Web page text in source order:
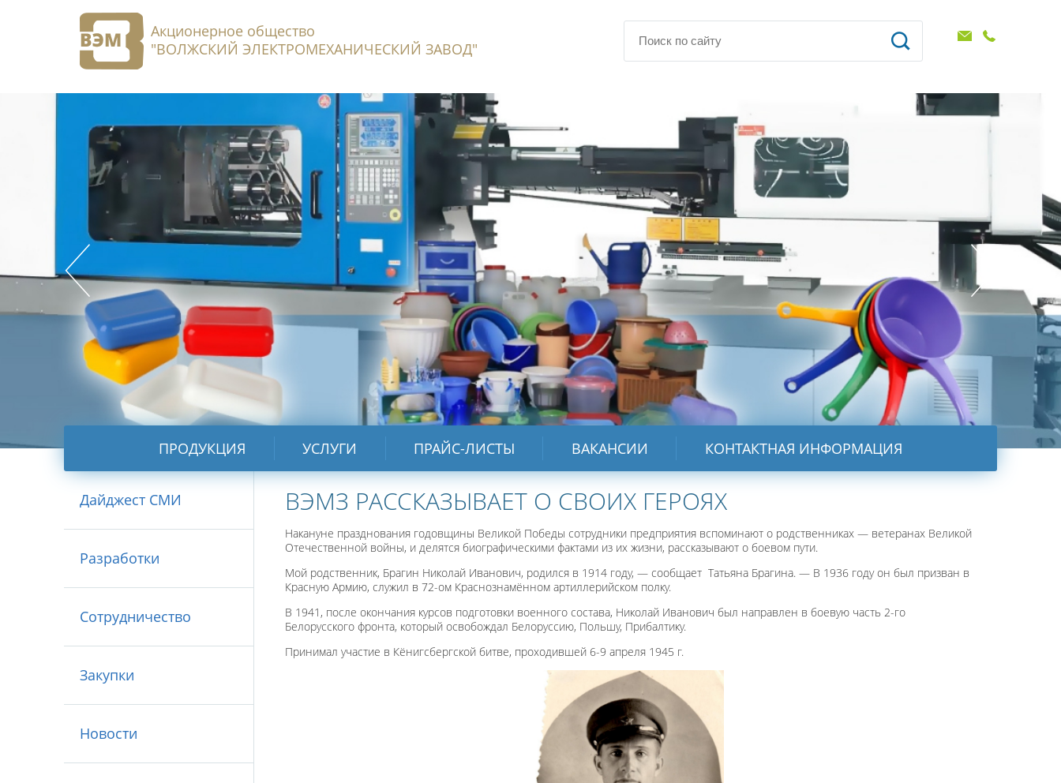
Акционерное общество
"ВОЛЖСКИЙ ЭЛЕКТРОМЕХАНИЧЕСКИЙ ЗАВОД"
ПРОДУКЦИЯ УСЛУГИ ПРАЙС-ЛИСТЫ ВАКАНСИИ КОНТАКТНАЯ ИНФОРМАЦИЯ
Дайджест СМИ
Разработки
Сотрудничество
Закупки
Новости
ВЭМЗ РАССКАЗЫВАЕТ О СВОИХ ГЕРОЯХ
Накануне празднования годовщины Великой Победы сотрудники предприятия вспоминают о родственниках — ветеранах Великой
Отечественной войны, и делятся биографическими фактами из их жизни, рассказывают о боевом пути.
Мой родственник, Брагин Николай Иванович, родился в 1914 году, — сообщает Татьяна Брагина. — В 1936 году он был призван в
Красную Армию, служил в 72-ом Краснознамённом артиллерийском полку.
В 1941, после окончания курсов подготовки военного состава, Николай Иванович был направлен в боевую часть 2-го
Белорусского фронта, который освобождал Белоруссию, Польшу, Прибалтику.
Принимал участие в Кёнигсбергской битве, проходившей 6-9 апреля 1945 г.